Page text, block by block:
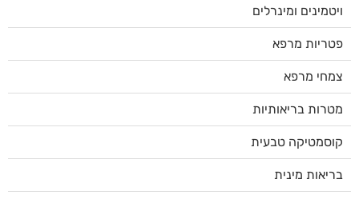
ויטמינים ומינרלים
פטריות מרפא
צמחי מרפא
מטרות בריאותיות
קוסמטיקה טבעית
בריאות מינית